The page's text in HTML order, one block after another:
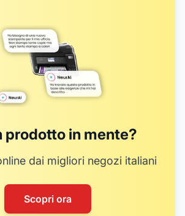
prodotto in mente?
dai migliori negozi italiani
Scopri ora